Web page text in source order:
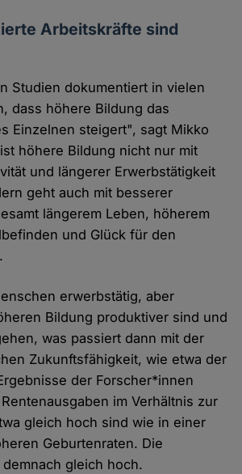
Arbeitskräfte sind
Studien dokumentiert in vielen
dass höhere Bildung das
Einzelnen steigert", sagt Mikko
höhere Bildung nicht nur mit
und längerer Erwerbstätigkeit
geht auch mit besserer
längerem Leben, höherem
und Glück für den
erwerbstätig, aber
Bildung produktiver sind und
was passiert dann mit der
Zukunftsfähigkeit, wie etwa der
der Forscher*innen
im Verhältnis zur
gleich hoch sind wie in einer
Geburtenraten. Die
gleich hoch.